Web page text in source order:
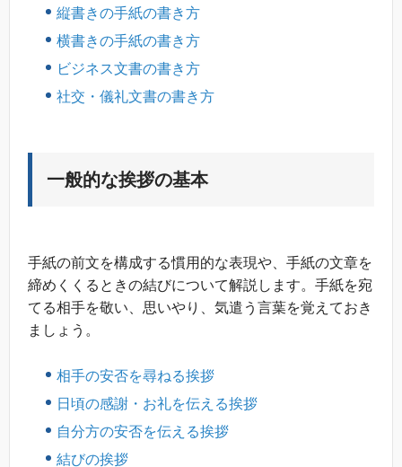
縦書きの手紙の書き方
横書きの手紙の書き方
ビジネス文書の書き方
社交・儀礼文書の書き方
一般的な挨拶の基本
手紙の前文を構成する慣用的な表現や、手紙の文章を
締めくくるときの結びについて解説します。手紙を宛
てる相手を敬い、思いやり、気遣う言葉を覚えておき
ましょう。
相手の安否を尋ねる挨拶
日頃の感謝・お礼を伝える挨拶
自分方の安否を伝える挨拶
結びの挨拶